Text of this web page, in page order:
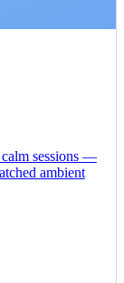
sessions —
ambient